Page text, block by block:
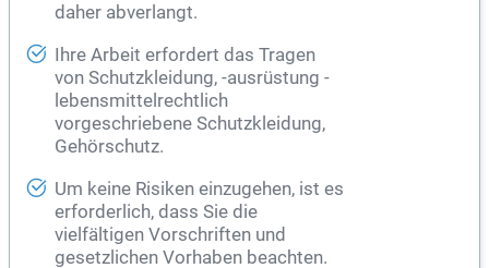
daher abverlangt.
Ihre Arbeit erfordert das Tragen
von Schutzkleidung, -ausrüstung -
lebensmittelrechtlich
vorgeschriebene Schutzkleidung,
Gehörschutz.
Um keine Risiken einzugehen, ist es
erforderlich, dass Sie die
vielfältigen Vorschriften und
gesetzlichen Vorhaben beachten.